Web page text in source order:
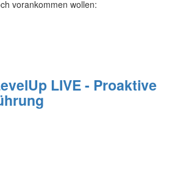
vorankommen wollen:
LIVE - Proaktive